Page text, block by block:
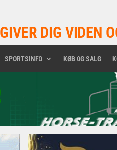
DIG VIDEN
SPORTSINFO KØB OG SALG